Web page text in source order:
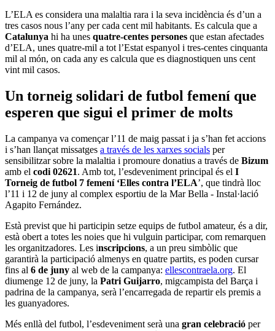
L’ELA es considera una malaltia rara i la seva incidència és d’un a
tres casos nous l’any per cada cent mil habitants. Es calcula que a
Catalunya hi ha unes quatre-centes persones que estan afectades
d’ELA, unes quatre-mil a tot l’Estat espanyol i tres-centes cinquanta
mil al món, on cada any es calcula que es diagnostiquen uns cent
vint mil casos.
Un torneig solidari de futbol femení que
esperen que sigui el primer de molts
La campanya va començar l’11 de maig passat i ja s’han fet accions
i s’han llançat missatges a través de les xarxes socials per
sensibilitzar sobre la malaltia i promoure donatius a través de Bizum
amb el codi 02621. Amb tot, l’esdeveniment principal és el I
Torneig de futbol 7 femení ‘Elles contra l’ELA’, que tindrà lloc
l’11 i 12 de juny al complex esportiu de la Mar Bella - Instal·lació
Agapito Fernández.
Està previst que hi participin setze equips de futbol amateur, és a dir,
està obert a totes les noies que hi vulguin participar, com remarquen
les organitzadores. Les inscripcions, a un preu simbòlic que
garantirà la participació almenys en quatre partits, es poden cursar
fins al 6 de juny al web de la campanya: ellescontraela.org. El
diumenge 12 de juny, la Patri Guijarro, migcampista del Barça i
padrina de la campanya, serà l’encarregada de repartir els premis a
les guanyadores.
Més enllà del futbol, l’esdeveniment serà una gran celebració per